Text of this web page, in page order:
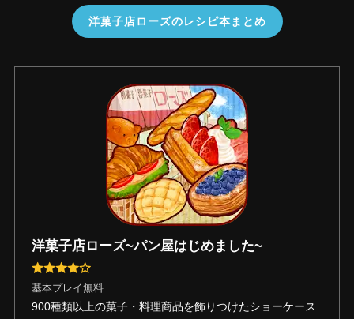
洋菓子店ローズのレシピ本まとめ
洋菓子店ローズ~パン屋はじめました~
基本プレイ無料
900種類以上の菓子・料理商品を飾りつけたショーケース